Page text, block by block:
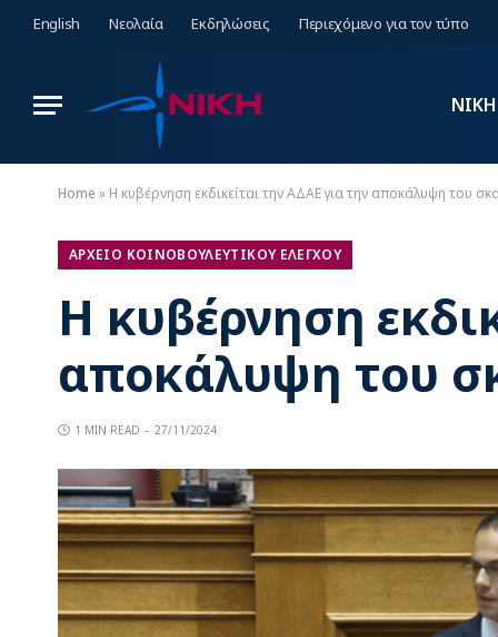
English Νεολαία Εκδηλώσεις Περιεχόμενο για τον τύπο
ΝΙΚΗ
Home » Η κυβέρνηση εκδικείται την ΑΔΑΕ για την αποκάλυψη του
ΑΡΧΕΙΟ ΚΟΙΝΟΒΟΥΛΕΥΤΙΚΟΥ ΕΛΕΓΧΟΥ
Η κυβέρνηση
αποκάλυψη του
1 MIN READ 27/11/2024